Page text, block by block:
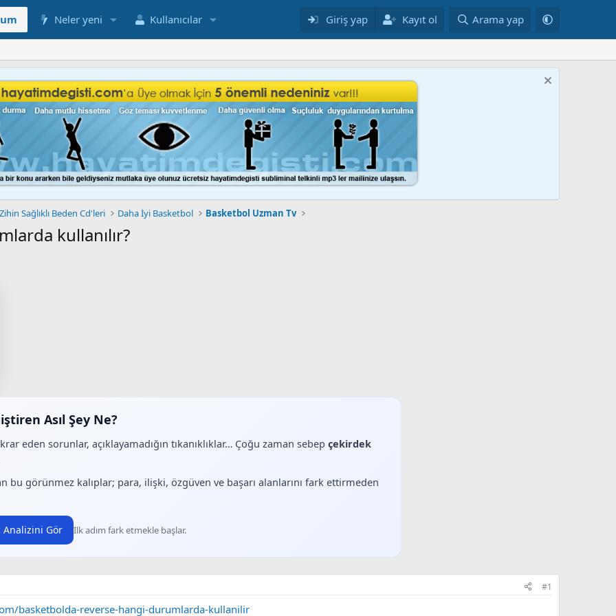
Neler yeni Kullanıcılar Giriş yap Kayıt ol Arama yap
Zihin Sağlıklı Beden Cd'leri Daha İyi Basketbol Basketbol Uzman Tv
kullanılır?
Asıl Şey Ne?
eden sorunlar, açıklayamadığın tıkanıklıklar… Çoğu zaman sebep çekirdek
bu görünmez kalıplar; para, ilişki, özgüven ve başarı alanlarını fark ettirmeden
Analizini Gör İlk adım fark etmekle başlar.
#1
basketbolda-reverse-hangi-durumlarda-kullanilir